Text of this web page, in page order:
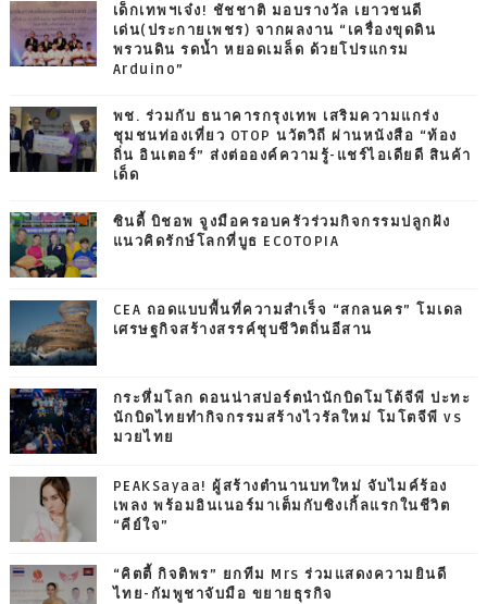
เด็กเทพฯเจ๋ง! ชัชชาติ มอบรางวัล เยาวชนดี
เด่น(ประกายเพชร) จากผลงาน “เครื่องขุดดิน
พรวนดิน รดน้ำ หยอดเมล็ด ด้วยโปรแกรม
Arduino”
พช. ร่วมกับ ธนาคารกรุงเทพ เสริมความแกร่ง
ชุมชนท่องเที่ยว OTOP นวัตวิถี ผ่านหนังสือ “ท้อง
ถิ่น อินเตอร์” ส่งต่อองค์ความรู้-แชร์ไอเดียดี สินค้า
เด็ด
ซินดี้ บิชอพ จูงมือครอบครัวร่วมกิจกรรมปลูกฝัง
แนวคิดรักษ์โลกที่บูธ ECOTOPIA
CEA ถอดแบบพื้นที่ความสำเร็จ “สกลนคร” โมเดล
เศรษฐกิจสร้างสรรค์ชุบชีวิตถิ่นอีสาน
กระหึ่มโลก ดอนน่าสปอร์ตนำนักบิดโมโต้จีพี ปะทะ
นักบิดไทยทำกิจกรรมสร้างไวรัลใหม่ โมโตจีพี vs
มวยไทย
PEAKSayaa! ผู้สร้างตำนานบทใหม่ จับไมค์ร้อง
เพลง พร้อมอินเนอร์มาเต็มกับซิงเกิ้ลแรกในชีวิต
“คีย์ใจ”
“คิตตี้ กิจติพร” ยกทีม Mrs ร่วมแสดงความยินดี
ไทย-กัมพูชาจับมือ ขยายธุรกิจ